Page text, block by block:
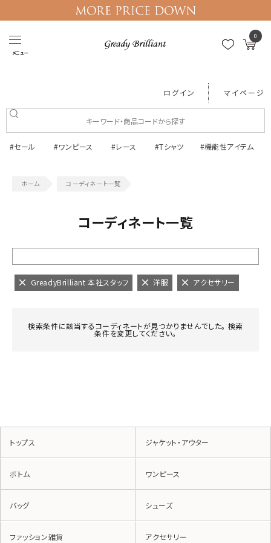
メニュー
0
ログイン マイページ
#セール #ワンピース #レース #Tシャツ #機能性アイテム
コーディネート一覧
コーディネート一覧
GreadyBrilliant 本社スタッフ 洋服 アクセサリー
検索条件に該当するコーディネートが見つかりませんでした。 検索
条件を変更してください。
トップス ジャケット・アウター
ボトム ワンピース
バッグ シューズ
ファッション雑貨 アクセサリー